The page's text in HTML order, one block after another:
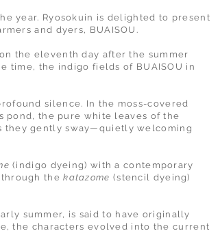
year. Ryosokuin is delighted to present
and dyers, BUAISOU.
the eleventh day after the summer
time, the indigo fields of BUAISOU in
silence. In the moss-covered
pond, the pure white leaves of the
they gently sway—quietly welcoming
(indigo dyeing) with a contemporary
through thekatazome (stencil dyeing)
summer, is said to have originally
the characters evolved into the current